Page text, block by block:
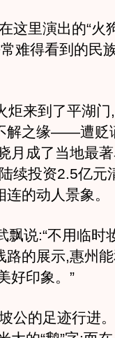
里演出的“火
难得看到的民
炬来到了平湖
解之缘——遭贬
月成了当地最
续投资2.5亿元
的动人景象。
说:“不用临时
路的展示,惠州
好印象。”
公的足迹行进